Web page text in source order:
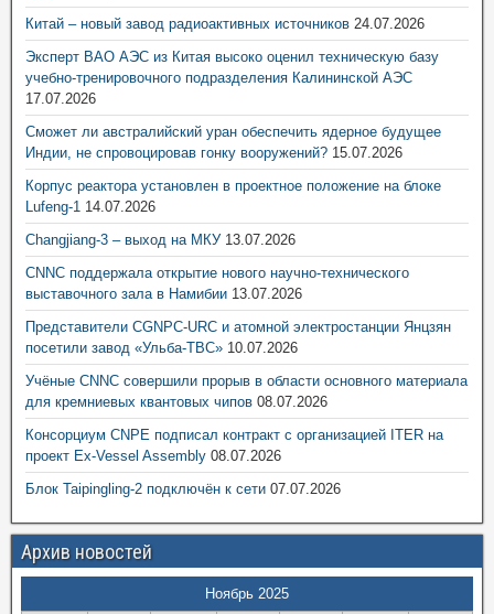
Китай – новый завод радиоактивных источников 24.07.2026
Эксперт ВАО АЭС из Китая высоко оценил техническую базу
учебно-тренировочного подразделения Калининской АЭС
17.07.2026
Сможет ли австралийский уран обеспечить ядерное будущее
Индии, не спровоцировав гонку вооружений? 15.07.2026
Корпус реактора установлен в проектное положение на блоке
Lufeng-1 14.07.2026
Changjiang-3 – выход на МКУ 13.07.2026
CNNC поддержала открытие нового научно-технического
выставочного зала в Намибии 13.07.2026
Представители CGNPC-URC и атомной электростанции Янцзян
посетили завод «Ульба-ТВС» 10.07.2026
Учёные CNNC совершили прорыв в области основного материала
для кремниевых квантовых чипов 08.07.2026
Консорциум CNPE подписал контракт с организацией ITER на
проект Ex-Vessel Assembly 08.07.2026
Блок Taipingling-2 подключён к сети 07.07.2026
Архив новостей
Ноябрь 2025